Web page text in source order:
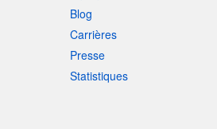
Blog
Carrières
Presse
Statistiques